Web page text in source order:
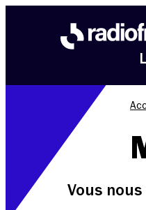
Vous